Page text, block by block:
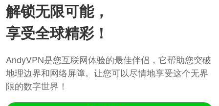
解锁无限可能，
享受全球精彩！
AndyVPN是您互联网体验的最佳伴侣，它帮助您突破
地理边界和网络屏障。让您可以尽情地享受这个无界
限的数字世界！